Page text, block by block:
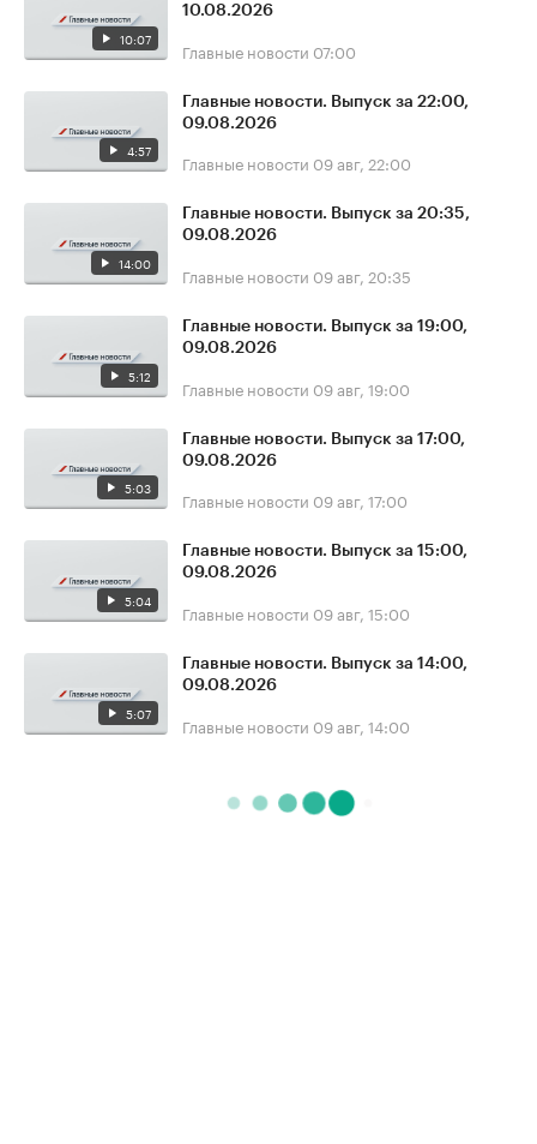
10:07
10.08.2026
Главные новости 07:00
4:57
Главные новости. Выпуск за 22:00,
09.08.2026
Главные новости 09 авг, 22:00
14:00
Главные новости. Выпуск за 20:35,
09.08.2026
Главные новости 09 авг, 20:35
5:12
Главные новости. Выпуск за 19:00,
09.08.2026
Главные новости 09 авг, 19:00
5:03
Главные новости. Выпуск за 17:00,
09.08.2026
Главные новости 09 авг, 17:00
5:04
Главные новости. Выпуск за 15:00,
09.08.2026
Главные новости 09 авг, 15:00
5:07
Главные новости. Выпуск за 14:00,
09.08.2026
Главные новости 09 авг, 14:00